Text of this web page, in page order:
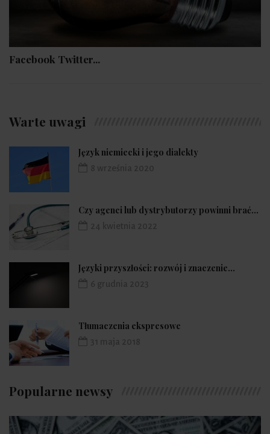
Facebook Twitter...
Warte uwagi
Język niemiecki i jego dialekty
Czy agenci lub dystrybutorzy powinni brać...
Języki przyszłości: rozwój i znaczenie...
Tłumaczenia ekspresowe
Popularne newsy